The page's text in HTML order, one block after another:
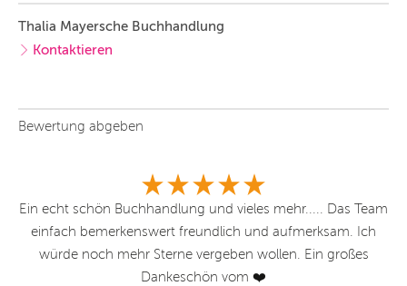
Thalia Mayersche Buchhandlung
Kontaktieren
Bewertung abgeben
Ein echt schön Buchhandlung und vieles mehr..... Das Team
einfach bemerkenswert freundlich und aufmerksam. Ich
würde noch mehr Sterne vergeben wollen. Ein großes
Dankeschön vom ❤️